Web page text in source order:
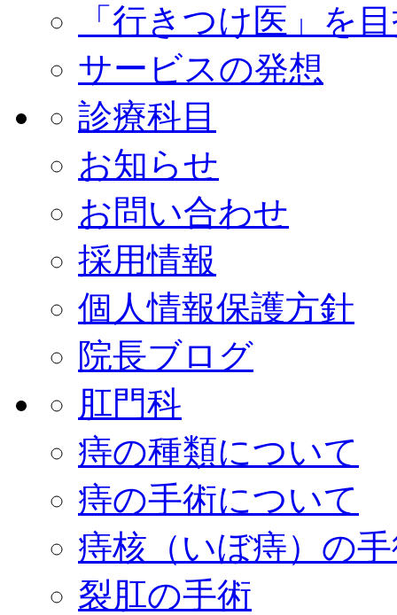
「行きつけ医」を
サービスの発想
診療科目
お知らせ
お問い合わせ
採用情報
個人情報保護方針
院長ブログ
肛門科
痔の種類について
痔の手術について
痔核（いぼ痔）の
裂肛の手術